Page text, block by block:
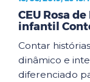
CEU Rosa
infantil
Contar
dinâmico e
diferenciado